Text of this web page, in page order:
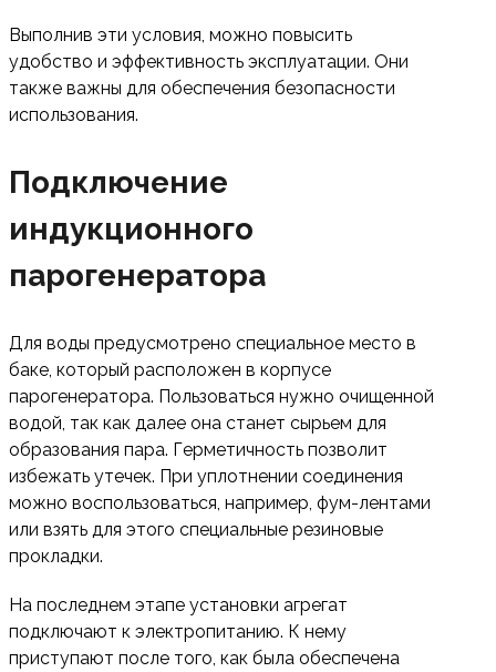
Выполнив эти условия, можно повысить
удобство и эффективность эксплуатации. Они
также важны для обеспечения безопасности
использования.
Подключение
индукционного
парогенератора
Для воды предусмотрено специальное место в
баке, который расположен в корпусе
парогенератора. Пользоваться нужно очищенной
водой, так как далее она станет сырьем для
образования пара. Герметичность позволит
избежать утечек. При уплотнении соединения
можно воспользоваться, например, фум-лентами
или взять для этого специальные резиновые
прокладки.
На последнем этапе установки агрегат
подключают к электропитанию. К нему
приступают после того, как была обеспечена